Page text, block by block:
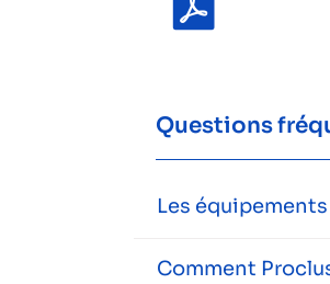
Questions
Les
Comment